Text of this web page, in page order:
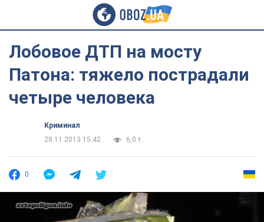
Лобовое ДТП на мосту
Патона: тяжело пострадали
четыре человека
Криминал
28.11.2013 15:42
6,0 т.
0